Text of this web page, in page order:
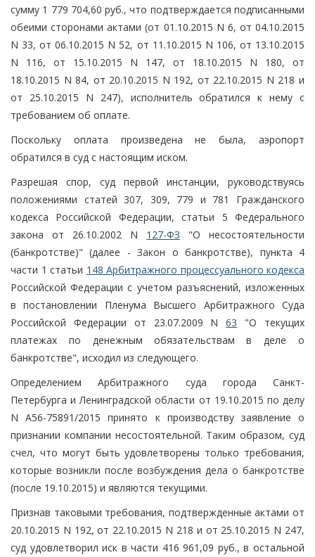
сумму 1 779 704,60 руб., что подтверждается подписанными
обеими сторонами актами (от 01.10.2015 N 6, от 04.10.2015
N 33, от 06.10.2015 N 52, от 11.10.2015 N 106, от 13.10.2015
N 116, от 15.10.2015 N 147, от 18.10.2015 N 180, от
18.10.2015 N 84, от 20.10.2015 N 192, от 22.10.2015 N 218 и
от 25.10.2015 N 247), исполнитель обратился к нему с
требованием об оплате.
Поскольку оплата произведена не была, аэропорт
обратился в суд с настоящим иском.
Разрешая спор, суд первой инстанции, руководствуясь
положениями статей 307, 309, 779 и 781 Гражданского
кодекса Российской Федерации, статьи 5 Федерального
закона от 26.10.2002 N 127-ФЗ "О несостоятельности
(банкротстве)" (далее - Закон о банкротстве), пункта 4
части 1 статьи 148 Арбитражного процессуального кодекса
Российской Федерации с учетом разъяснений, изложенных
в постановлении Пленума Высшего Арбитражного Суда
Российской Федерации от 23.07.2009 N63 "О текущих
платежах по денежным обязательствам в деле о
банкротстве", исходил из следующего.
Определением Арбитражного суда города Санкт-
Петербурга и Ленинградской области от 19.10.2015 по делу
N А56-75891/2015 принято к производству заявление о
признании компании несостоятельной. Таким образом, суд
счел, что могут быть удовлетворены только требования,
которые возникли после возбуждения дела о банкротстве
(после 19.10.2015) и являются текущими.
Признав таковыми требования, подтвержденные актами от
20.10.2015 N 192, от 22.10.2015 N 218 и от 25.10.2015 N 247,
суд удовлетворил иск в части 416 961,09 руб., в остальной